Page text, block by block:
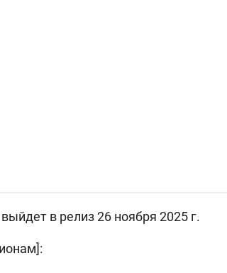
в релиз 26 ноября 2025 г.